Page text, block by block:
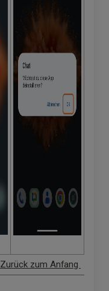
Zurück zum Anfang